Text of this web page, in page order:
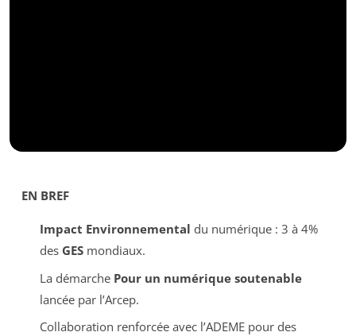
EN BREF
Impact Environnemental du numérique : 3 à 4%
des GESmondiaux.
La démarche Pour un numérique soutenable
lancée par l’Arcep.
Collaboration renforcée avec l’ADEME pour des